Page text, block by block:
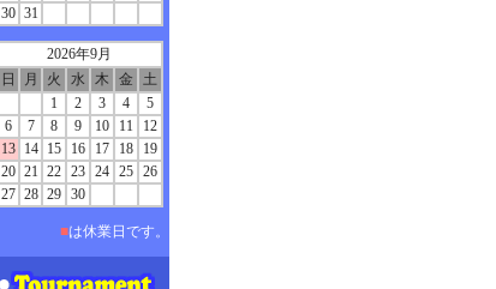
30 31
2026年9月
日
月 火 水 木 金
土
1
2 3 4
5
6
7 8 9 10 11
12
13
14 15 16 17 18
19
20 21 22 23 24 25 26
27 28 29 30
■は休業日です。